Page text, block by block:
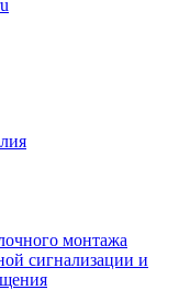
монтажа
сигнализации и